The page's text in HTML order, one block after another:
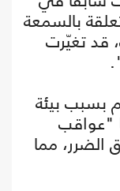
بالسمعة
قد تغيّرت
بسبب بيئة
"عواقب
الضرر، مما